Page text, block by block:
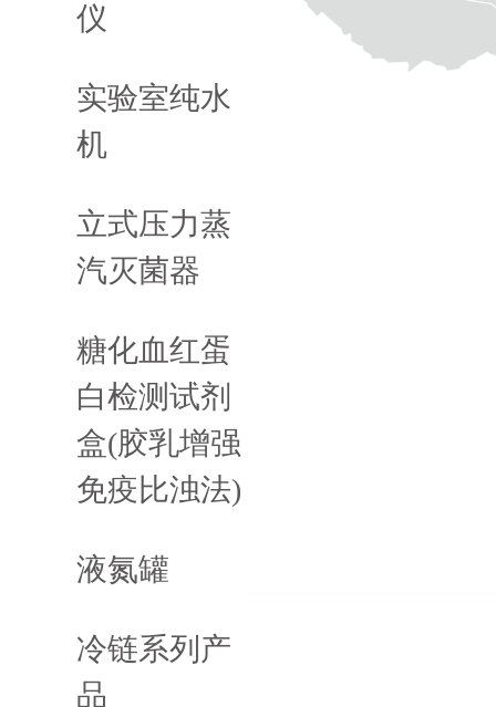
仪
实验室纯水
机
立式压力蒸
汽灭菌器
糖化血红蛋
白检测试剂
盒(胶乳增强
免疫比浊法)
液氮罐
冷链系列产
品